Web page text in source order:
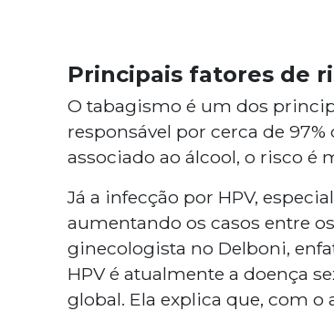
Principais fatores de
O tabagismo é um dos
responsável por cerca de
associado ao álcool, o risco é
Já a infecção por HPV,
aumentando os casos entre
ginecologista no Delboni,
HPV é atualmente a doença
global. Ela explica que, com